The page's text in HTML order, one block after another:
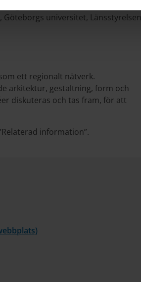
och består också av
Göteborgs universitet, Länsstyrelsen
ett regionalt nätverk.
arkitektur, gestaltning, form och
diskuteras och tas fram, för att
information”.